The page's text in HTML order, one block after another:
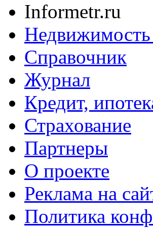
Informetr.ru
Справочник
Журнал
Кредит,
Страхование
Партнеры
O проекте
Реклама на
Политика